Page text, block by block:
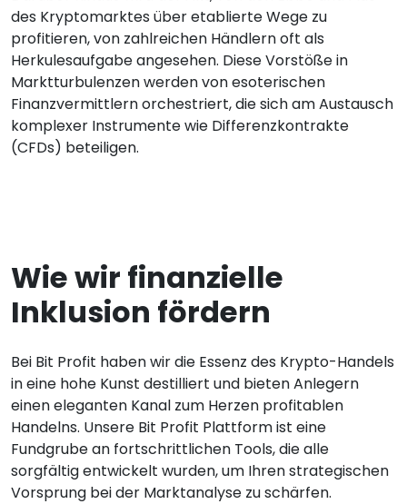
des Kryptomarktes über etablierte Wege zu
profitieren, von zahlreichen Händlern oft als
Herkulesaufgabe angesehen. Diese Vorstöße in
Marktturbulenzen werden von esoterischen
Finanzvermittlern orchestriert, die sich am Austausch
komplexer Instrumente wie Differenzkontrakte
(CFDs) beteiligen.
Wie wir finanzielle
Inklusion fördern
Bei Bit Profit haben wir die Essenz des Krypto-Handels
in eine hohe Kunst destilliert und bieten Anlegern
einen eleganten Kanal zum Herzen profitablen
Handelns. Unsere Bit Profit Plattform ist eine
Fundgrube an fortschrittlichen Tools, die alle
sorgfältig entwickelt wurden, um Ihren strategischen
Vorsprung bei der Marktanalyse zu schärfen.